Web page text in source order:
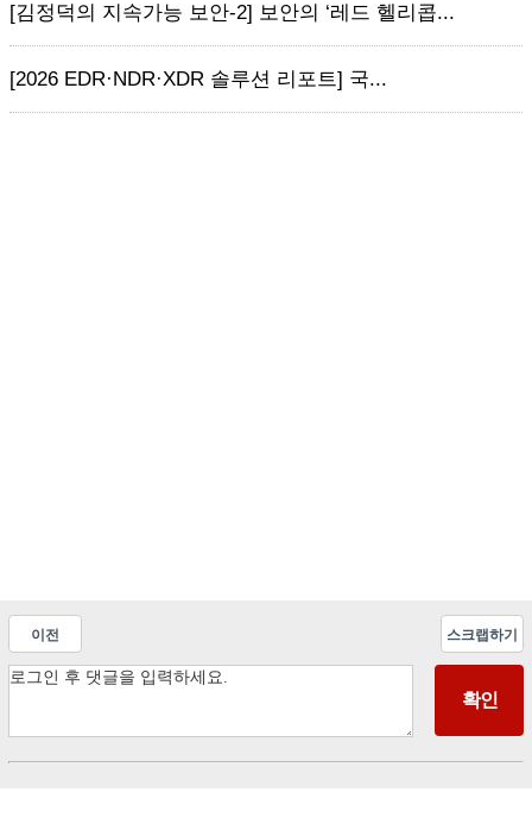
[김정덕의 지속가능 보안-2] 보안의 ‘레드 헬리콥...
[2026 EDR·NDR·XDR 솔루션 리포트] 국...
이전 스크랩하기